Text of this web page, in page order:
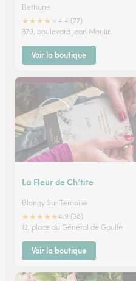
Bethune
★★★★
4.4 (77)
379, boulevard Jean Moulin
Voir la boutique
La Fleur de Ch’tite
Blangy Sur Ternoise
★★★★★4.9 (38)
12, place du Général de Gaulle
Voir la boutique